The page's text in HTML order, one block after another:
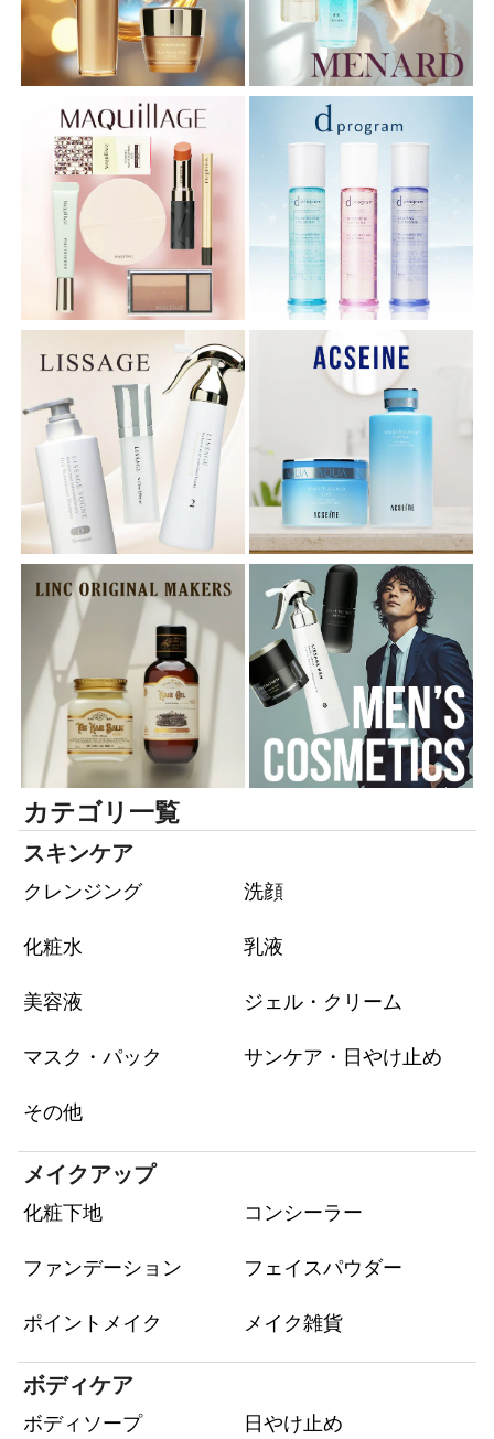
カテゴリ一覧
スキンケア
クレンジング 洗顔
化粧水 乳液
美容液 ジェル・クリーム
マスク・パック サンケア・日やけ止め
その他
メイクアップ
化粧下地 コンシーラー
ファンデーション フェイスパウダー
ポイントメイク メイク雑貨
ボディケア
ボディソープ 日やけ止め